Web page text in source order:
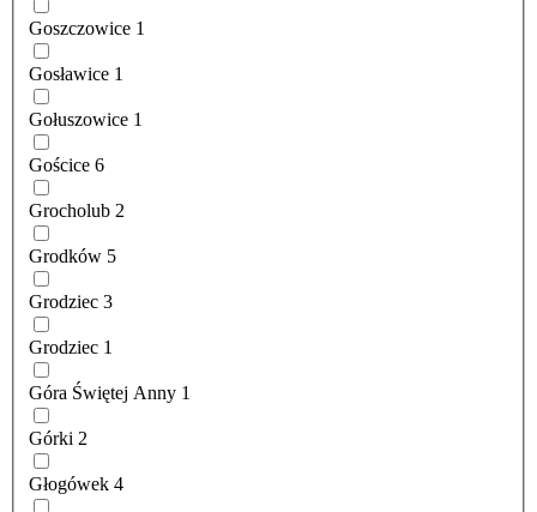
Goszczowice 1
Gosławice 1
Gołuszowice 1
Gościce 6
Grocholub 2
Grodków 5
Grodziec 3
Grodziec 1
Góra Świętej Anny 1
Górki 2
Głogówek 4